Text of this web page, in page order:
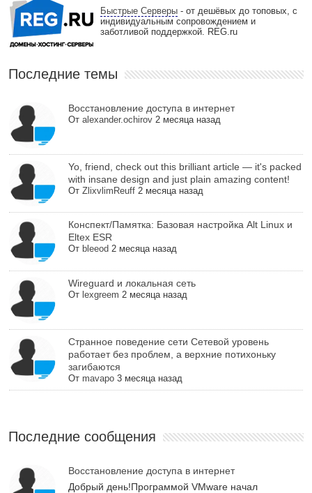
Быстрые Серверы - от дешёвых до топовых, с
индивидуальным сопровождением и
заботливой поддержкой. REG.ru
Последние темы
Восстановление доступа в интернет
От alexander.ochirov 2 месяца назад
Yo, friend, check out this brilliant article — it's packed
with insane design and just plain amazing content!
От ZlixvlimReuff 2 месяца назад
Конспект/Памятка: Базовая настройка Alt Linux и
Eltex ESR
От bleeod 2 месяца назад
Wireguard и локальная сеть
От lexgreem 2 месяца назад
Cтранное поведение сети Сетевой уровень
работает без проблем, а верхние потихоньку
загибаются
От mavapo 3 месяца назад
Последние сообщения
Восстановление доступа в интернет
Добрый день!Программой VMware начал